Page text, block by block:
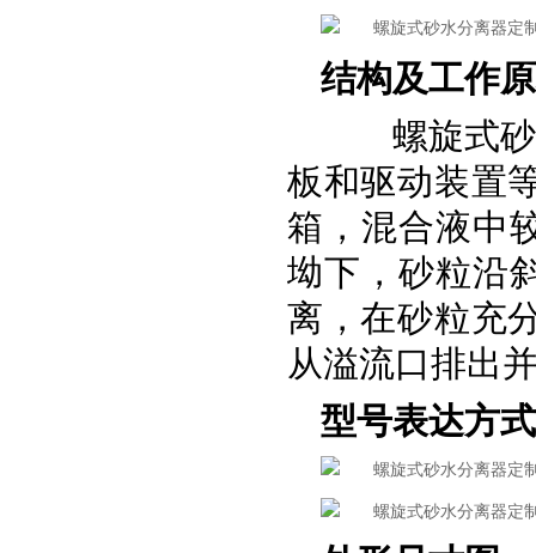
结构及工作
螺旋式砂
板和驱动装置
箱，混合液中
坳下，砂粒沿
离，在砂粒充
从溢流口排出
型号表达方